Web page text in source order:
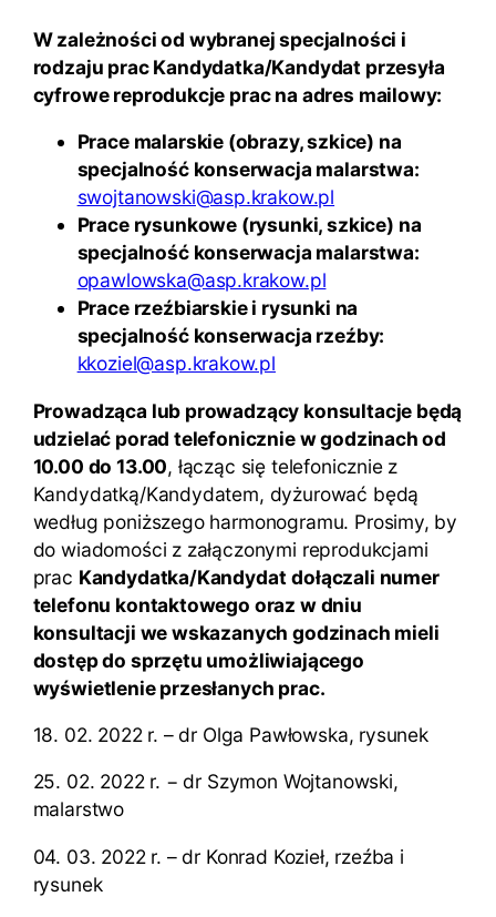
W zależności od wybranej specjalności i
rodzaju prac Kandydatka/Kandydat przesyła
cyfrowe reprodukcje prac na adres mailowy:
Prace malarskie (obrazy, szkice) na
specjalność konserwacja malarstwa:
swojtanowski@asp.krakow.pl
Prace rysunkowe (rysunki, szkice) na
specjalność konserwacja malarstwa:
opawlowska@asp.krakow.pl
Prace rzeźbiarskie i rysunki na
specjalność konserwacja rzeźby:
kkoziel@asp.krakow.pl
Prowadząca lub prowadzący konsultacje będą
udzielać porad telefonicznie w godzinach od
10.00 do 13.00, łącząc się telefonicznie z
Kandydatką/Kandydatem, dyżurować będą
według poniższego harmonogramu. Prosimy, by
do wiadomości z załączonymi reprodukcjami
prac Kandydatka/Kandydat dołączali numer
telefonu kontaktowego oraz w dniu
konsultacji we wskazanych godzinach mieli
dostęp do sprzętu umożliwiającego
wyświetlenie przesłanych prac.
18. 02. 2022 r. – dr Olga Pawłowska, rysunek
25. 02. 2022 r. − dr Szymon Wojtanowski,
malarstwo
04. 03. 2022 r. – dr Konrad Kozieł, rzeźba i
rysunek